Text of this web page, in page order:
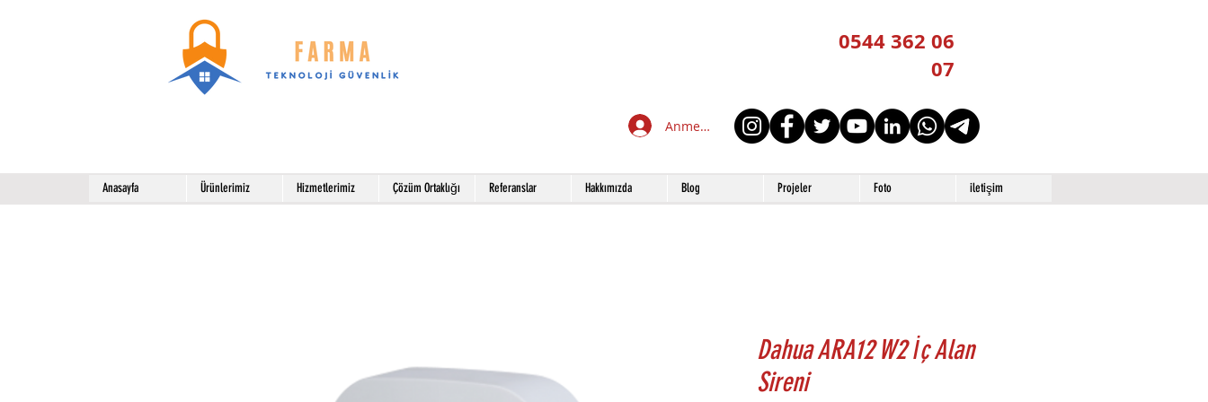
0544 362 06
07
Anmelden
Anasayfa Ürünlerimiz Hizmetlerimiz Çözüm Ortaklığı Referanslar Hakkımızda Blog Projeler Foto iletişim
Dahua ARA12 W2 İç Alan
Sireni